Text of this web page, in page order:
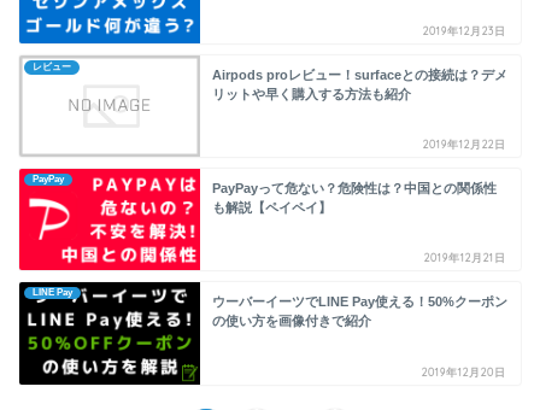
2019年12月23日
レビュー
Airpods proレビュー！surfaceとの接続は？デメ
リットや早く購入する方法も紹介
2019年12月22日
PayPay
PayPayって危ない？危険性は？中国との関係性
も解説【ペイペイ】
2019年12月21日
LINE Pay
ウーバーイーツでLINE Pay使える！50%クーポン
の使い方を画像付きで紹介
2019年12月20日